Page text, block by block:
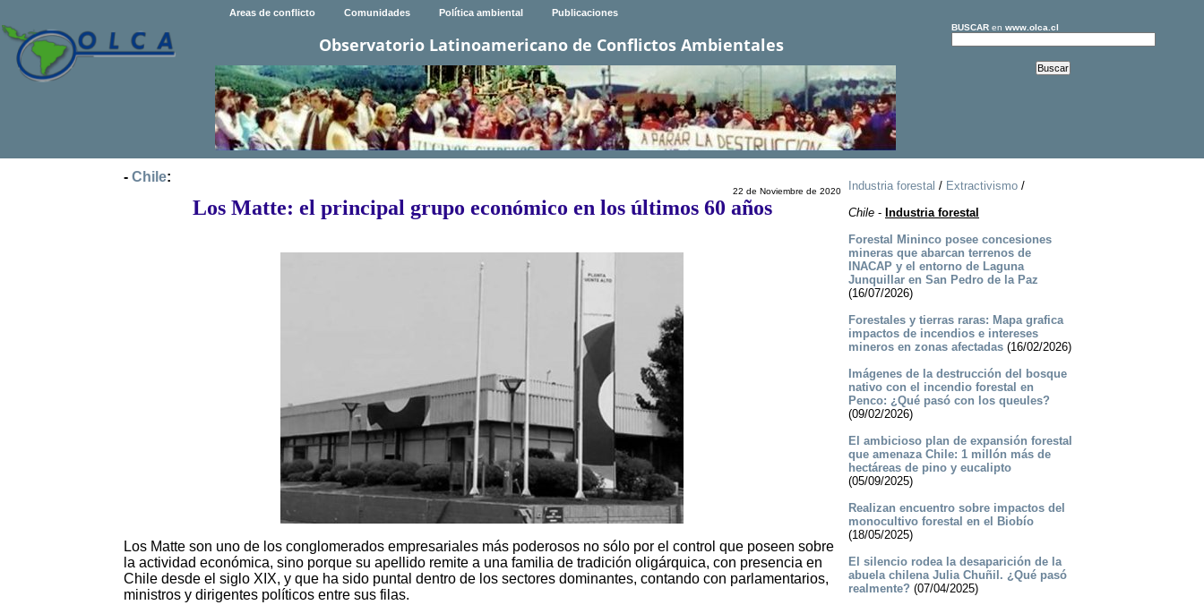
Areas de conflicto Comunidades Política ambiental Publicaciones
Observatorio Latinoamericano de Conflictos Ambientales
BUSCARen www.olca.cl
- Chile:
22 de Noviembre de 2020
Los Matte: el principal grupo económico en los últimos 60 años
Los Matte son uno de los conglomerados empresariales más poderosos no sólo por el control que poseen sobre
la actividad económica, sino porque su apellido remite a una familia de tradición oligárquica, con presencia en
Chile desde el siglo XIX, y que ha sido puntal dentro de los sectores dominantes, contando con parlamentarios,
ministros y dirigentes políticos entre sus filas.
Industria forestal / Extractivismo/
Chile- Industria forestal
Forestal Mininco posee concesiones
mineras que abarcan terrenos de
INACAP y el entorno de Laguna
Junquillar en San Pedro de la Paz
(16/07/2026)
Forestales y tierras raras: Mapa grafica
impactos de incendios e intereses
mineros en zonas afectadas(16/02/2026)
Imágenes de la destrucción del bosque
nativo con el incendio forestal en
Penco: ¿Qué pasó con los queules?
(09/02/2026)
El ambicioso plan de expansión forestal
que amenaza Chile: 1 millón más de
hectáreas de pino y eucalipto
(05/09/2025)
Realizan encuentro sobre impactos del
monocultivo forestal en el Biobío
(18/05/2025)
El silencio rodea la desaparición de la
abuela chilena Julia Chuñil. ¿Qué pasó
realmente? (07/04/2025)